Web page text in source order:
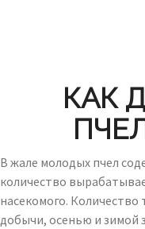
КАК
В жале молодых пчел
количество
насекомого. Количество
добычи, осенью и зимой